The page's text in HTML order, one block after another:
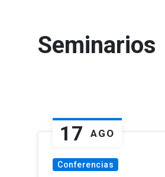
Seminarios
17 AGO
Conferencias